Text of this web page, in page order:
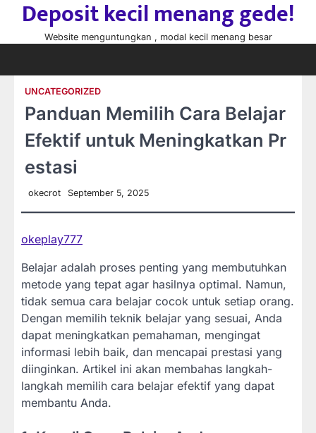
content
Deposit kecil menang gede!
Website menguntungkan , modal kecil menang besar
UNCATEGORIZED
Panduan Memilih Cara Belajar
Efektif untuk Meningkatkan Pr
estasi
okecrot September 5, 2025
okeplay777
Belajar adalah proses penting yang membutuhkan
metode yang tepat agar hasilnya optimal. Namun,
tidak semua cara belajar cocok untuk setiap orang.
Dengan memilih teknik belajar yang sesuai, Anda
dapat meningkatkan pemahaman, mengingat
informasi lebih baik, dan mencapai prestasi yang
diinginkan. Artikel ini akan membahas langkah-
langkah memilih cara belajar efektif yang dapat
membantu Anda.